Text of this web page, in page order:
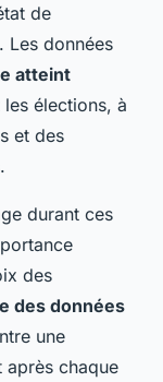
de
Les données
atteint
les élections, à
et des
durant ces
des
des données
une
après chaque